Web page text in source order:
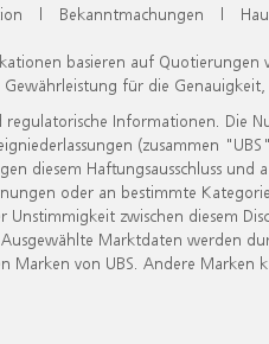
| Bekanntmachungen |
basieren auf
für die
Informationen. Die
(zusammen
diesem Haftungsausschluss
oder an bestimmte
Unstimmigkeit zwischen diesem
Marktdaten werden
Marken von UBS. Andere Marken